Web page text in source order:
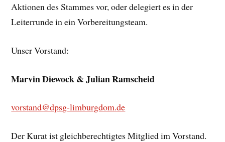
Aktionen des Stammes vor, oder delegiert es in der
Leiterrunde in ein Vorbereitungsteam.
Unser Vorstand:
Marvin Diewock & Julian Ramscheid
vorstand@dpsg-limburgdom.de
Der Kurat ist gleichberechtigtes Mitglied im Vorstand.